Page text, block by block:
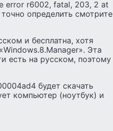
error r6002, fatal, 203, 2 at
определить смотрите
и бесплатна, хотя
Эта
есть на русском, поэтому
будет скачать
компьютер (ноутбук) и